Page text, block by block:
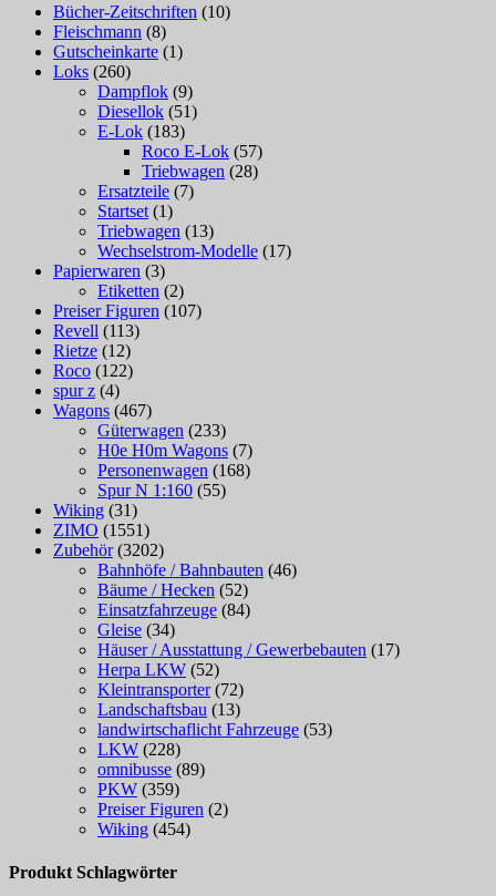
Bücher-Zeitschriften (10)
Fleischmann (8)
Gutscheinkarte (1)
Loks (260)
Dampflok (9)
Diesellok (51)
E-Lok (183)
Roco E-Lok (57)
Triebwagen (28)
Ersatzteile (7)
Startset (1)
Triebwagen (13)
Wechselstrom-Modelle (17)
Papierwaren (3)
Etiketten (2)
Preiser Figuren (107)
Revell (113)
Rietze (12)
Roco (122)
spur z (4)
Wagons (467)
Güterwagen (233)
H0e H0m Wagons (7)
Personenwagen (168)
Spur N 1:160 (55)
Wiking (31)
ZIMO (1551)
Zubehör (3202)
Bahnhöfe / Bahnbauten (46)
Bäume / Hecken (52)
Einsatzfahrzeuge (84)
Gleise (34)
Häuser / Ausstattung / Gewerbebauten (17)
Herpa LKW (52)
Kleintransporter (72)
Landschaftsbau (13)
landwirtschaflicht Fahrzeuge (53)
LKW (228)
omnibusse (89)
PKW (359)
Preiser Figuren (2)
Wiking (454)
Produkt Schlagwörter